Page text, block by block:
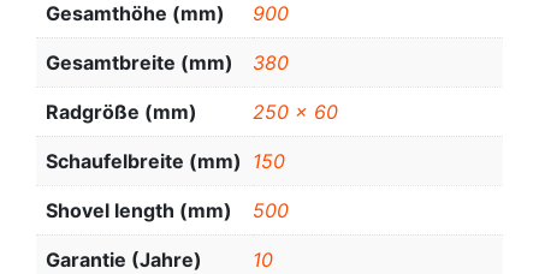
Gesamthöhe (mm) 900
Gesamtbreite (mm) 380
Radgröße (mm) 250 x 60
Schaufelbreite (mm) 150
Shovel length (mm) 500
Garantie (Jahre) 10